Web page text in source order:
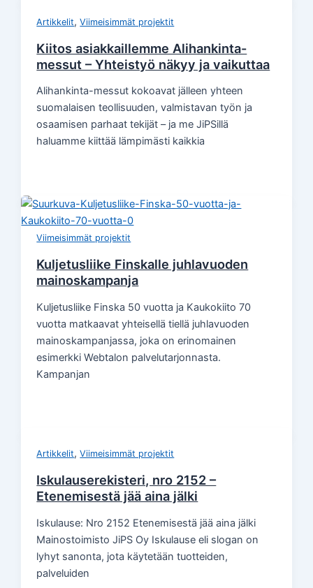
Artikkelit,Viimeisimmät projektit
Kiitos asiakkaillemme Alihankinta-
messut – Yhteistyö näkyy ja vaikuttaa
Alihankinta-messut kokoavat jälleen yhteen
suomalaisen teollisuuden, valmistavan työn ja
osaamisen parhaat tekijät – ja me JiPSillä
haluamme kiittää lämpimästi kaikkia
Viimeisimmät projektit
Kuljetusliike Finskalle juhlavuoden
mainoskampanja
Kuljetusliike Finska 50 vuotta ja Kaukokiito 70
vuotta matkaavat yhteisellä tiellä juhlavuoden
mainoskampanjassa, joka on erinomainen
esimerkki Webtalon palvelutarjonnasta.
Kampanjan
Artikkelit,Viimeisimmät projektit
Iskulauserekisteri, nro 2152 –
Etenemisestä jää aina jälki
Iskulause: Nro 2152 Etenemisestä jää aina jälki
Mainostoimisto JiPS Oy Iskulause eli slogan on
lyhyt sanonta, jota käytetään tuotteiden,
palveluiden